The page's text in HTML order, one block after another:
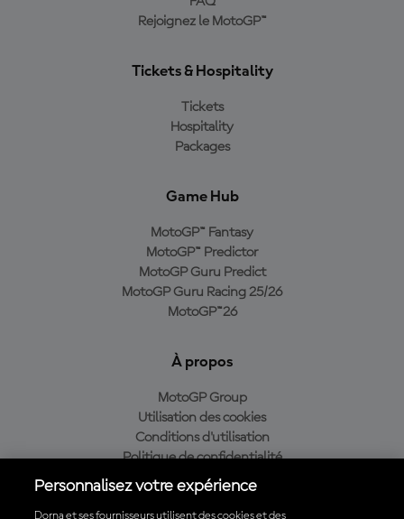
Rejoignez le MotoGP™
Tickets & Hospitality
Tickets
Hospitality
Packages
Game Hub
MotoGP™ Fantasy
MotoGP™ Predictor
MotoGP Guru Predict
MotoGP Guru Racing 25/26
MotoGP™26
À propos
MotoGP Group
Utilisation des cookies
Conditions d'utilisation
Politique de confidentialité
Politique d’achat
Personnalisez votre expérience
Dorna et ses fournisseurs utilisent des cookies et des